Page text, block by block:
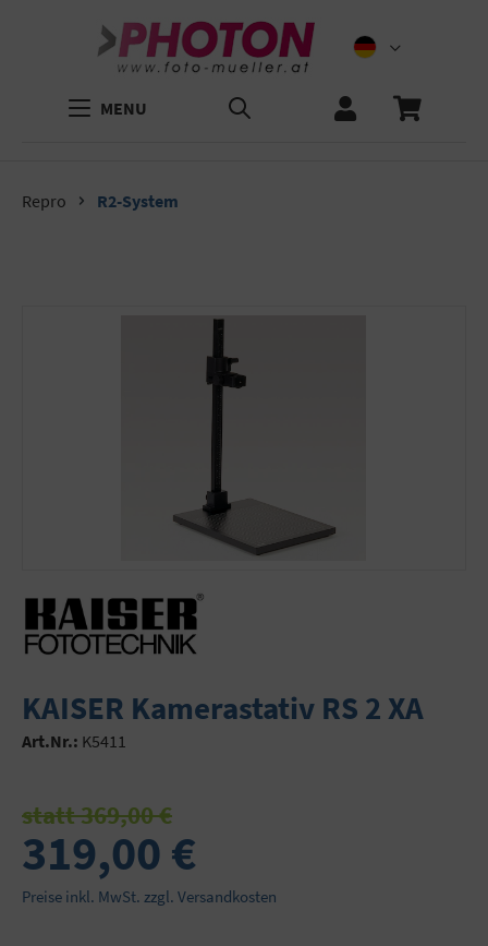
MENU
Repro R2-System
Bildergalerie überspringen
KAISER Kamerastativ RS 2 XA
Art.Nr.: K5411
statt 369,00 €
319,00 €
Preise inkl. MwSt. zzgl. Versandkosten